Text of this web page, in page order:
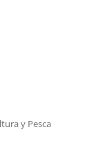
y Pesca